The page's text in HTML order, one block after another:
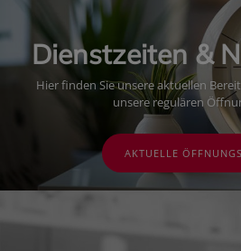
Dienstzeiten &
Hier finden Sie unsere aktuellen
unsere regulären
AKTUELLE